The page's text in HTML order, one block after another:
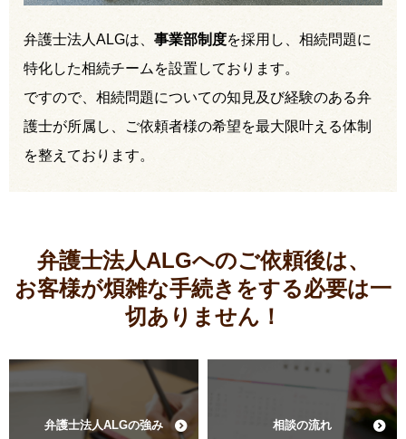
弁護士法人ALGは、 事業部制度を採用し、相続問題に
特化した相続チームを設置しております。
ですので、相続問題についての知見及び経験のある弁
護士が所属し、ご依頼者様の希望を最大限叶える体制
を整えております。
弁護士法人ALGへのご依頼後は、
お客様が煩雑な手続きをする必要は一
切ありません！
弁護士法人ALGの強み 相談の流れ